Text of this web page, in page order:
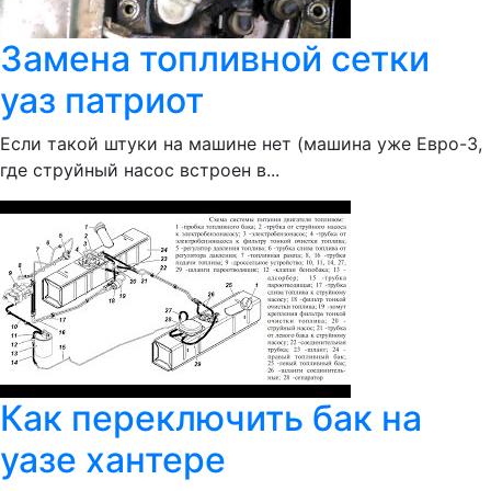
Замена топливной сетки
уаз патриот
Если такой штуки на машине нет (машина уже Евро-3,
где струйный насос встроен в...
Как переключить бак на
уазе хантере